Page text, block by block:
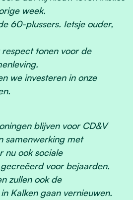
week.
60-plussers. Ietsje ouder,
tonen voor de
we investeren in onze
blijven voor CD&V
samenwerking met
nu ook sociale
voor bejaarden.
zullen ook de
Kalken gaan vernieuwen.